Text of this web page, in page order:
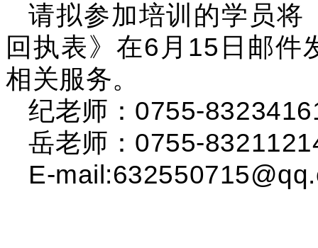
请拟参加培训的学员将
回执表》在6月 15日邮件
相关服务。
纪老师：0755-
岳老师：0755-
E-